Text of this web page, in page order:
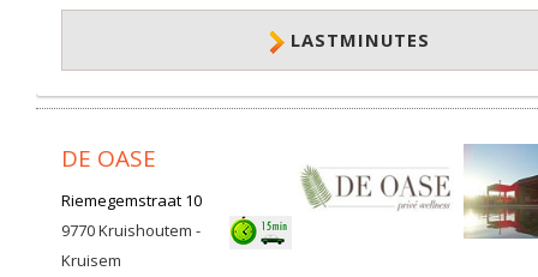
LASTMINUTES
DE OASE
Riemegemstraat 10
9770Kruishoutem -
Kruisem